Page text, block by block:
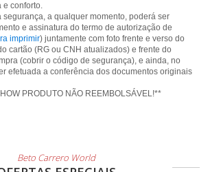
segurança, a qualquer momento, poderá ser
e assinatura do termo de autorização de
imprimir) juntamente com foto frente e verso do
cartão (RG ou CNH atualizados) e frente do
(cobrir o código de segurança), e ainda, no
efetuada a conferência dos documentos originais
PRODUTO NÃO REEMBOLSÁVEL!**
Beto Carrero World